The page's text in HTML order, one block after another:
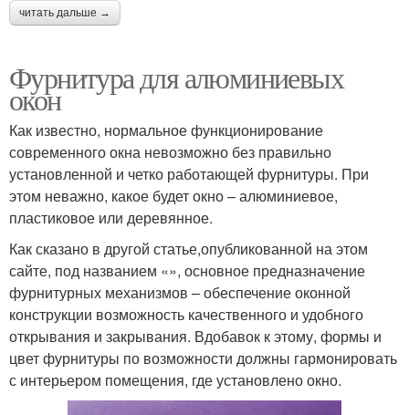
читать дальше →
Фурнитура для алюминиевых
окон
Как известно, нормальное функционирование
современного окна невозможно без правильно
установленной и четко работающей фурнитуры. При
этом неважно, какое будет окно – алюминиевое,
пластиковое или деревянное.
Как сказано в другой статье,опубликованной на этом
сайте, под названием «», основное предназначение
фурнитурных механизмов – обеспечение оконной
конструкции возможность качественного и удобного
открывания и закрывания. Вдобавок к этому, формы и
цвет фурнитуры по возможности должны гармонировать
с интерьером помещения, где установлено окно.